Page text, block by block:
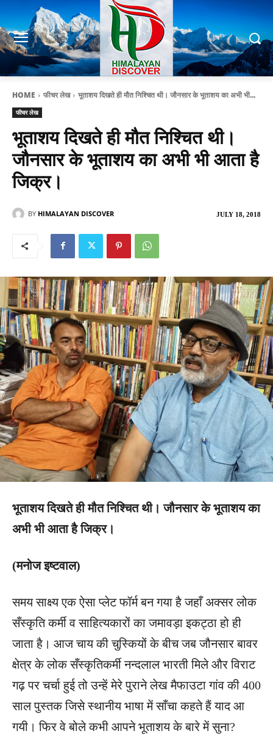
HOME फीचर लेख भूताशय दिखते ही मौत निश्चित थी। जौनसार के भूताशय का अभी भी...
फीचर लेख
भूताशय दिखते ही मौत निश्चित थी।
जौनसार के भूताशय का अभी भी आता है
जिक्र।
JULY 18, 2018
BY HIMALAYAN DISCOVER
भूताशय दिखते ही मौत निश्चित थी। जौनसार के भूताशय का
अभी भी आता है जिक्र।
(मनोज इष्टवाल)
समय साक्ष्य एक ऐसा प्लेट फॉर्म बन गया है जहाँ अक्सर लोक
सँस्कृति कर्मी व साहित्यकारों का जमावड़ा इकट्ठा हो ही
जाता है। आज चाय की चुस्कियों के बीच जब जौनसार बावर
क्षेत्र के लोक सँस्कृतिकर्मी नन्दलाल भारती मिले और विराट
गढ़ पर चर्चा हुई तो उन्हें मेरे पुराने लेख मैफाउटा गांव की 400
साल पुस्तक जिसे स्थानीय भाषा में साँचा कहते हैं याद आ
गयी। फिर वे बोले कभी आपने भूताशय के बारे में सुना?